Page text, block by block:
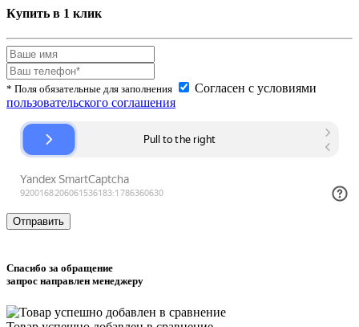
Купить в 1 клик
* Поля обязательные для заполнения
Согласен с условиями
пользовательского соглашения
Спасибо за обращение
запрос направлен менеджеру